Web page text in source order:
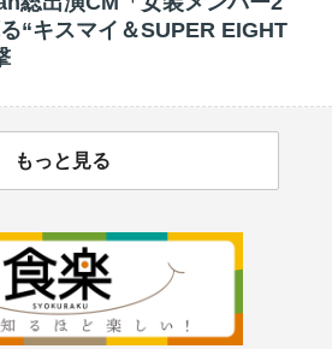
“キスマイ＆SUPER EIGHT
もっと見る